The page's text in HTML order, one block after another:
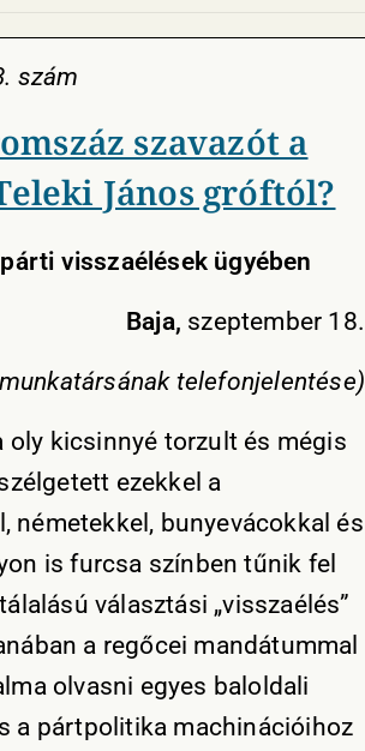
szám
szavazót a
János gróftól?
visszaélések ügyében
Baja, szeptember 18.
telefonjelentése)
oly kicsinnyé torzult és mégis
ezekkel a
németekkel, bunyevácokkal és
is furcsa színben tűnik fel
választási „visszaélés”
a regőcei mandátummal
olvasni egyes baloldali
a pártpolitika machinációihoz